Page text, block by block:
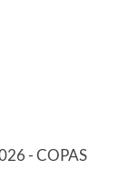
- COPAS